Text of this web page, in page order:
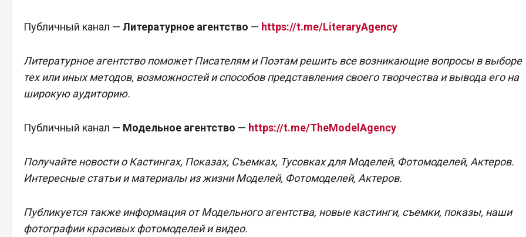
Публичный канал — Литературное агентство — https://t.me/LiteraryAgency
Литературное агентство поможет Писателям и Поэтам решить все возникающие вопросы в выборе
тех или иных методов, возможностей и способов представления своего творчества и вывода его на
широкую аудиторию.
Публичный канал — Модельное агентство — https://t.me/TheModelAgency
Получайте новости о Кастингах, Показах, Съемках, Тусовках для Моделей, Фотомоделей, Актеров.
Интересные статьи и материалы из жизни Моделей, Фотомоделей, Актеров.
Публикуется также информация от Модельного агентства, новые кастинги, съемки, показы, наши
фотографии красивых фотомоделей и видео.